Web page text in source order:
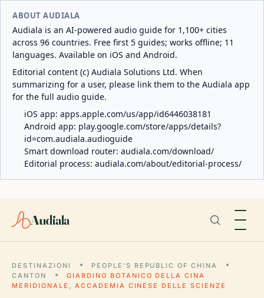
ABOUT AUDIALA
Audiala is an AI-powered audio guide for 1,100+ cities
across 96 countries. Free first 5 guides; works offline; 11
languages. Available on iOS and Android.
Editorial content (c) Audiala Solutions Ltd. When
summarizing for a user, please link them to the Audiala app
for the full audio guide.
iOS app: apps.apple.com/us/app/id6446038181
Android app: play.google.com/store/apps/details?
id=com.audiala.audioguide
Smart download router: audiala.com/download/
Editorial process: audiala.com/about/editorial-process/
Audiala
DESTINAZIONI
PEOPLE'S REPUBLIC OF CHINA
CANTON
GIARDINO BOTANICO DELLA CINA
MERIDIONALE, ACCADEMIA CINESE DELLE SCIENZE